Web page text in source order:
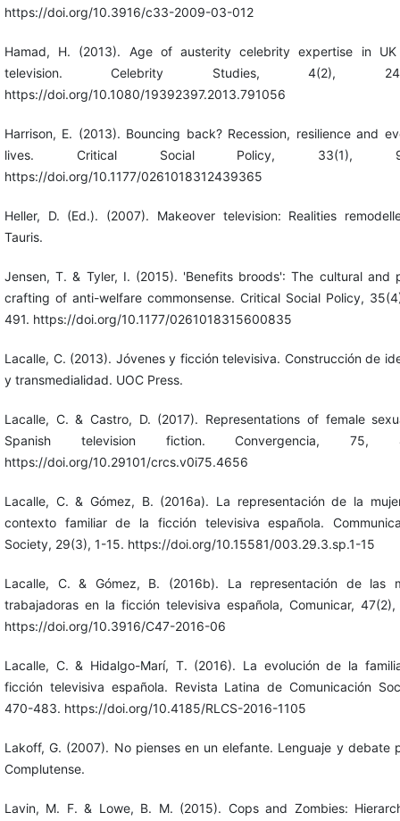
https://doi.org/10.3916/c33-2009-03-012
Hamad, H. (2013). Age of austerity celebrity expertise in UK
television. Celebrity Studies, 4(2), 245-
https://doi.org/10.1080/19392397.2013.791056
Harrison, E. (2013). Bouncing back? Recession, resilience and
lives. Critical Social Policy, 33(1), 97-
https://doi.org/10.1177/0261018312439365
Heller, D. (Ed.). (2007). Makeover television: Realities
Tauris.
Jensen, T. & Tyler, I. (2015). 'Benefits broods': The cultural and
crafting of anti-welfare commonsense. Critical Social Policy,
491. https://doi.org/10.1177/0261018315600835
Lacalle, C. (2013). Jóvenes y ficción televisiva. Construcción de
y transmedialidad. UOC Press.
Lacalle, C. & Castro, D. (2017). Representations of female
Spanish television fiction. Convergencia, 75,
https://doi.org/10.29101/crcs.v0i75.4656
Lacalle, C. & Gómez, B. (2016a). La representación de la
contexto familiar de la ficción televisiva española.
Society, 29(3), 1-15. https://doi.org/10.15581/003.29.3.sp.1-15
Lacalle, C. & Gómez, B. (2016b). La representación de las
trabajadoras en la ficción televisiva española, Comunicar,
https://doi.org/10.3916/C47-2016-06
Lacalle, C. & Hidalgo-Marí, T. (2016). La evolución de la
ficción televisiva española. Revista Latina de Comunicación
470-483. https://doi.org/10.4185/RLCS-2016-1105
Lakoff, G. (2007). No pienses en un elefante. Lenguaje y debate
Complutense.
Lavin, M. F. & Lowe, B. M. (2015). Cops and Zombies: